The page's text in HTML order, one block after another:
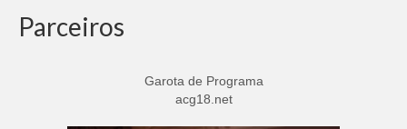
Parceiros
Garota de Programa
acg18.net